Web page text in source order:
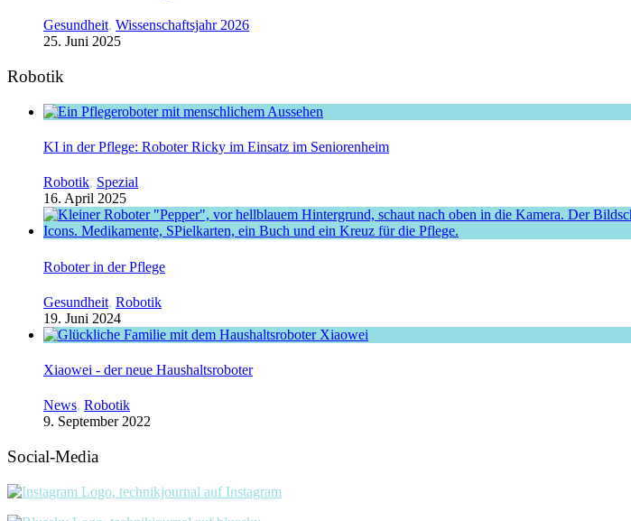
Gesundheit, Wissenschaftsjahr 2026
25. Juni 2025
Robotik
KI in der Pflege: Roboter Ricky im Einsatz im Seniorenheim
Robotik, Spezial
16. April 2025
Roboter in der Pflege
Gesundheit, Robotik
19. Juni 2024
Xiaowei - der neue Haushaltsroboter
News, Robotik
9. September 2022
Social-Media